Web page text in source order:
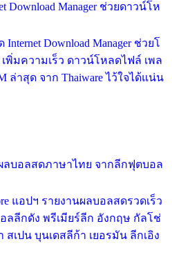
Download Manager ช่วยดาวน์โห
Download Manager ช่วยโ
พิ่มความเร็ว ดาวน์โหลดไฟล์ เพล
ล่าสุด จาก Thaiware ไว้ใจได้แน่น
ผลบอลสดภาษาไทย จากลีกฟุตบอล
แอปฯ รายงานผลบอลสดรวดเร็ว
ลลีกดัง พรีเมียร์ลีก อังกฤษ กัลโช่
สเปน บุนเดสลีก้า เยอรมัน ลีกเอิง